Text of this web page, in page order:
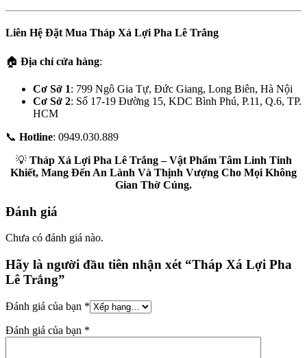
Liên Hệ Đặt Mua Tháp Xá Lợi Pha Lê Trắng
🏠 Địa chỉ cửa hàng:
Cơ Sở 1: 799 Ngô Gia Tự, Đức Giang, Long Biên, Hà Nội
Cơ Sở 2: Số 17-19 Đường 15, KDC Bình Phú, P.11, Q.6, TP.
HCM
📞 Hotline: 0949.030.889
💡 Tháp Xá Lợi Pha Lê Trắng – Vật Phẩm Tâm Linh Tinh
Khiết, Mang Đến An Lành Và Thịnh Vượng Cho Mọi Không
Gian Thờ Cúng.
Đánh giá
Chưa có đánh giá nào.
Hãy là người đầu tiên nhận xét “Tháp Xá Lợi Pha
Lê Trắng”
Đánh giá của bạn *
Đánh giá của bạn *